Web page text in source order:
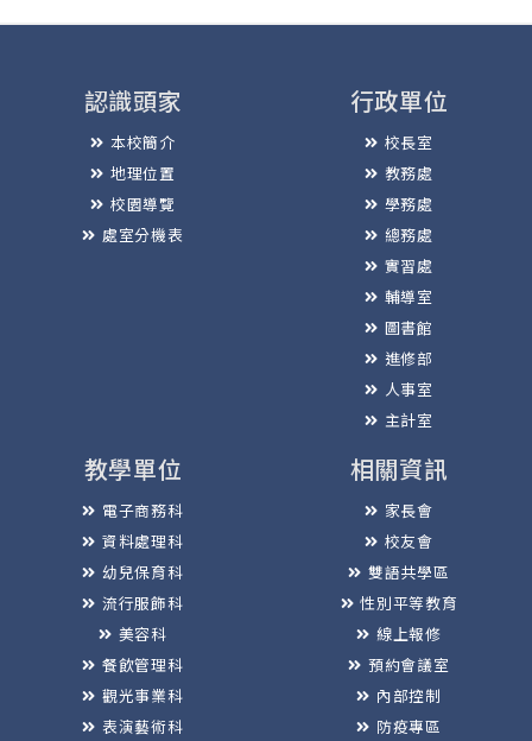
認識頭家
本校簡介
地理位置
校園導覽
處室分機表
行政單位
校長室
教務處
學務處
總務處
實習處
輔導室
圖書館
進修部
人事室
主計室
教學單位
電子商務科
資料處理科
幼兒保育科
流行服飾科
美容科
餐飲管理科
觀光事業科
表演藝術科
相關資訊
家長會
校友會
雙語共學區
性別平等教育
線上報修
預約會議室
內部控制
防疫專區